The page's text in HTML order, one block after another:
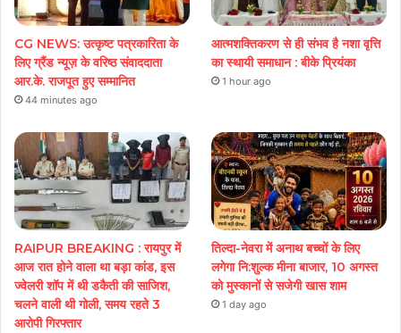
CG NEWS: उत्कृष्ट पत्रकारिता के
लिए ग्रैंड न्यूज़ के वरिष्ठ संवाददाता
आर.के. राजपूत हुए सम्मानित
44 minutes ago
आत्मशक्तिकरण से ही संभव है नशा वृत्ति
का स्थायी समाधान : बीके प्रियंका
1 hour ago
RAIPUR BREAKING : रायपुर में
आज रात होने वाला था बड़ा कांड, इस
ज्वेलरी शॉप में थी डकैती की साजिश,
चलने वाली थी गोली, समय रहते 3
आरोपी गिरफ्तार
तिल्दा-नेवरा में अनाथ बच्चों के लिए
लगेगा नि:शुल्क मीना बाजार, 10 अगस्त
को मुस्कानों से सजेगी खास शाम
1 day ago